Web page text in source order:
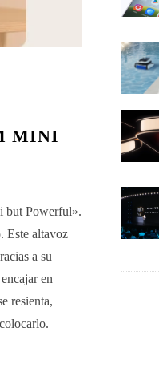
MINI
but Powerful».
Este altavoz
a su
en
resienta,